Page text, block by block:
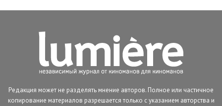
Редакция может не разделять мнение авторов. Полное или частичное
копирование материалов разрешается только с указанием авторства и